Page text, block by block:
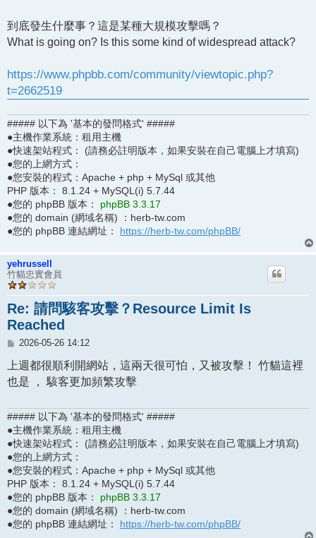
到底發生什麼事？這是某種大規模攻擊嗎？
What is going on? Is this some kind of widespread attack?
https://www.phpbb.com/community/viewtopic.php?
t=2662519
##### 以下為 '基本的發問格式' #####
●主機作業系統：租用主機
●快速架站程式： (請務必註明版本，如果安裝在自己電腦上才填寫)
●您的上網方式：
●您安裝的程式：Apache + php + MySql 或其他
PHP 版本： 8.1.24 + MySQL(i) 5.7.44
●您的 phpBB 版本： phpBB 3.3.17
●您的 domain (網域名稱) ：herb-tw.com
●您的 phpBB 連結網址： https://herb-tw.com/phpBB/
yehrussell
竹貓忠實會員
Re: 請問駭客攻擊？Resource Limit Is
Reached
文
2026-05-26 14:12
上週都很順利開網站，這兩天很可怕，又被攻擊！ 竹貓這裡
也是 ， 駭客更加頻繁攻擊
##### 以下為 '基本的發問格式' #####
●主機作業系統：租用主機
●快速架站程式： (請務必註明版本，如果安裝在自己電腦上才填寫)
●您的上網方式：
●您安裝的程式：Apache + php + MySql 或其他
PHP 版本： 8.1.24 + MySQL(i) 5.7.44
●您的 phpBB 版本： phpBB 3.3.17
●您的 domain (網域名稱) ：herb-tw.com
●您的 phpBB 連結網址： https://herb-tw.com/phpBB/